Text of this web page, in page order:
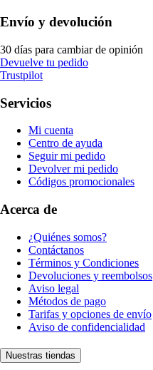
Envío y devolución
30 días para cambiar de opinión
Devuelve tu pedido
Trustpilot
Servicios
Mi cuenta
Centro de ayuda
Seguir mi pedido
Devolver mi pedido
Códigos promocionales
Acerca de
¿Quiénes somos?
Contáctanos
Términos y Condiciones
Devoluciones y reembolsos
Aviso legal
Métodos de pago
Tarifas y opciones de envío
Aviso de confidencialidad
Nuestras tiendas